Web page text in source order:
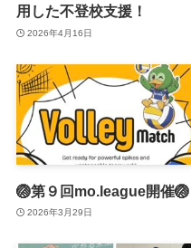
用した不登校支援！
2026年4月16日
🏐第９回mo.league開催🏐
2026年3月29日